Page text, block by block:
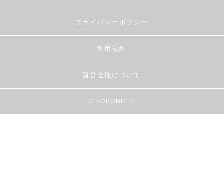
プライバシーポリシー
利用規約
運営会社について
© HOBONICHI